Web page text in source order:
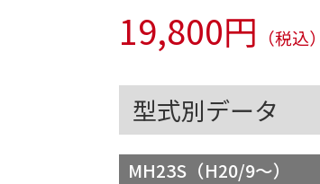
19,800円 （税込）
型式別データ
MH23S（H20/9～）